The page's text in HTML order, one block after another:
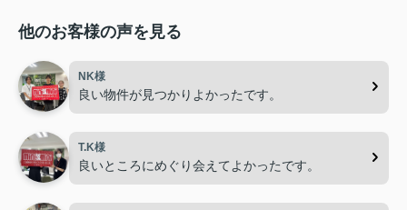
他のお客様の声を見る
NK様
良い物件が見つかりよかったです。
T.K様
良いところにめぐり会えてよかったです。